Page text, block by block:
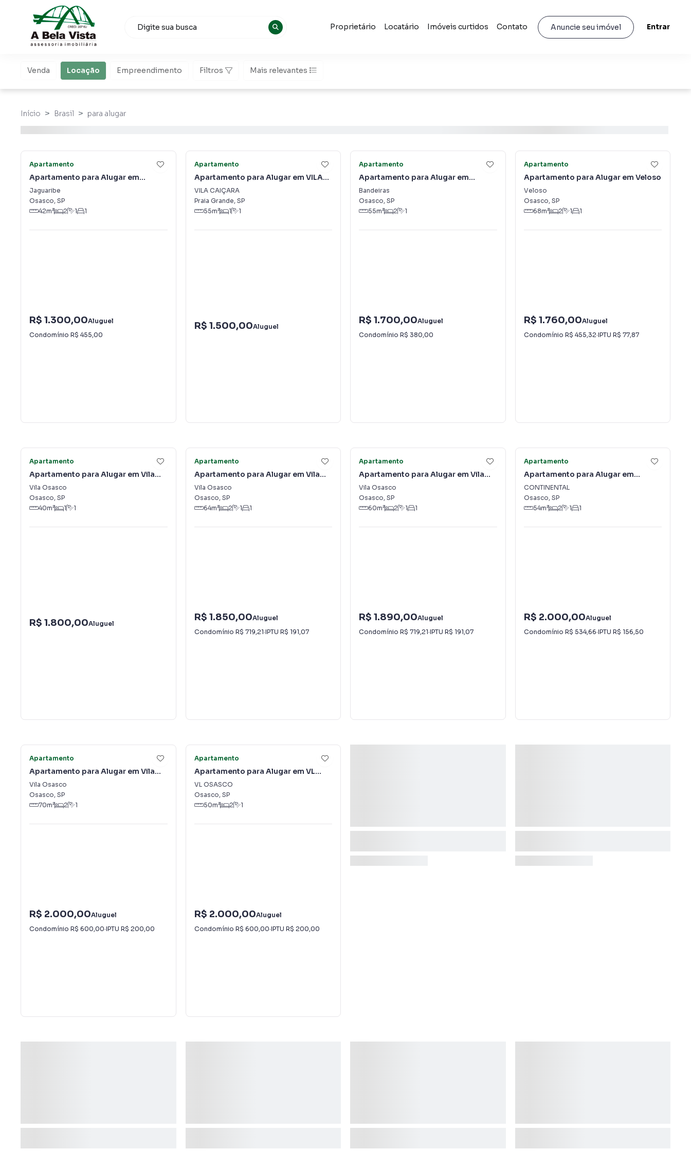
Proprietário Locatário Imóveis curtidos Contato Anuncie seu imóvel Entrar
Venda Locação Empreendimento Filtros Mais relevantes
Início Brasil para alugar
Apartamento
Apartamento para Alugar em
Jaguaribe
Jaguaribe
Osasco, SP
42m² 2 1 1
R$ 1.300,00Aluguel
Condomínio R$ 455,00
Apartamento
Apartamento para Alugar em VILA
CAIÇARA
VILA CAIÇARA
Praia Grande, SP
55m² 1 1
R$ 1.500,00Aluguel
Apartamento
Apartamento para Alugar em
Bandeiras
Bandeiras
Osasco, SP
55m² 2 1
R$ 1.700,00Aluguel
Condomínio R$ 380,00
Apartamento
Apartamento para Alugar em Veloso
Veloso
Osasco, SP
68m² 2 1 1
R$ 1.760,00Aluguel
Condomínio R$ 455,32·IPTU R$ 77,87
Apartamento
Apartamento para Alugar em Vila
Osasco
Vila Osasco
Osasco, SP
40m² 1 1
R$ 1.800,00Aluguel
Apartamento
Apartamento para Alugar em Vila
Osasco
Vila Osasco
Osasco, SP
64m² 2 1 1
R$ 1.850,00Aluguel
Condomínio R$ 719,21·IPTU R$ 191,07
Apartamento
Apartamento para Alugar em Vila
Osasco
Vila Osasco
Osasco, SP
60m² 2 1 1
R$ 1.890,00Aluguel
Condomínio R$ 719,21·IPTU R$ 191,07
Apartamento
Apartamento para Alugar em
CONTINENTAL
CONTINENTAL
Osasco, SP
54m² 2 1 1
R$ 2.000,00Aluguel
Condomínio R$ 534,66·IPTU R$ 156,50
Apartamento
Apartamento para Alugar em Vila
Osasco
Vila Osasco
Osasco, SP
70m² 2 1
R$ 2.000,00Aluguel
Condomínio R$ 600,00·IPTU R$ 200,00
Apartamento
Apartamento para Alugar em VL
OSASCO
VL OSASCO
Osasco, SP
50m² 2 1
R$ 2.000,00Aluguel
Condomínio R$ 600,00·IPTU R$ 200,00